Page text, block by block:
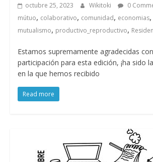
octubre 25, 2023 Wikitoki 0
mútuo, colaborativo, comunidad, economias,
mutualismo, productivo_reproductivo,
Estamos supremamente agradecidas
participación para esta edición, ¡ha sido
en la que hemos recibido
Read more